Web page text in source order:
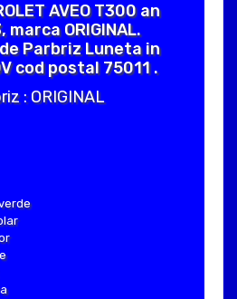
AVEO T300 an
ORIGINAL.
Parbriz Luneta in
cod postal 75011 .
: ORIGINAL